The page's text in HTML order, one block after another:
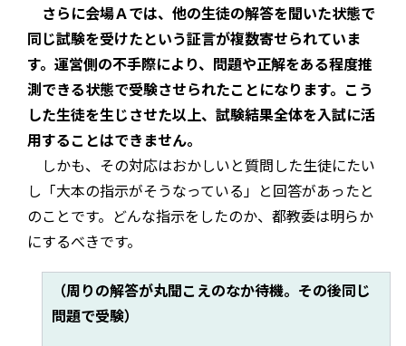
さらに会場Ａでは、他の生徒の解答を聞いた状態で
同じ試験を受けたという証言が複数寄せられていま
す。運営側の不手際により、問題や正解をある程度推
測できる状態で受験させられたことになります。こう
した生徒を生じさせた以上、試験結果全体を入試に活
用することはできません。
しかも、その対応はおかしいと質問した生徒にたい
し「大本の指示がそうなっている」と回答があったと
のことです。どんな指示をしたのか、都教委は明らか
にするべきです。
（周りの解答が丸聞こえのなか待機。その後同じ
問題で受験）